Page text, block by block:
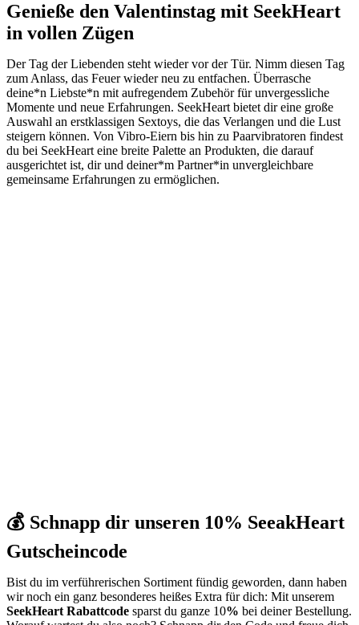
Genieße den Valentinstag mit SeekHeart
in vollen Zügen
Der Tag der Liebenden steht wieder vor der Tür. Nimm diesen Tag
zum Anlass, das Feuer wieder neu zu entfachen. Überrasche
deine*n Liebste*n mit aufregendem Zubehör für unvergessliche
Momente und neue Erfahrungen. SeekHeart bietet dir eine große
Auswahl an erstklassigen Sextoys, die das Verlangen und die Lust
steigern können. Von Vibro-Eiern bis hin zu Paarvibratoren findest
du bei SeekHeart eine breite Palette an Produkten, die darauf
ausgerichtet ist, dir und deiner*m Partner*in unvergleichbare
gemeinsame Erfahrungen zu ermöglichen.
💰 Schnapp dir unseren 10% SeeakHeart
Gutscheincode
Bist du im verführerischen Sortiment fündig geworden, dann haben
wir noch ein ganz besonderes heißes Extra für dich: Mit unserem
SeekHeart Rabattcode sparst du ganze 10% bei deiner Bestellung.